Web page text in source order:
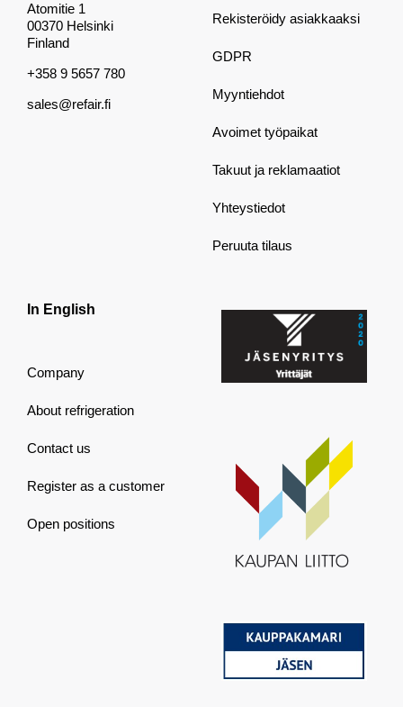
Atomitie 1
00370 Helsinki
Finland
+358 9 5657 780
sales@refair.fi
Rekisteröidy asiakkaaksi
GDPR
Myyntiehdot
Avoimet työpaikat
Takuut ja reklamaatiot
Yhteystiedot
Peruuta tilaus
In English
Company
About refrigeration
Contact us
Register as a customer
Open positions